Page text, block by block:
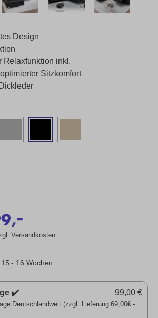
Design
Relaxfunktion inkl.
Sitzkomfort
-
Versandkosten
- 16 Wochen
✔️
Deutschlandweit (zzgl. Lieferung 69,00€ -
99,00 €